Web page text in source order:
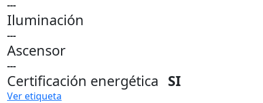
---
Iluminación
---
Ascensor
---
Certificación energética SI
Ver etiqueta